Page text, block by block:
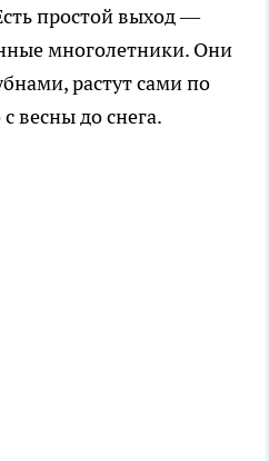
простой выход —
многолетники. Они
растут сами по
весны до снега.